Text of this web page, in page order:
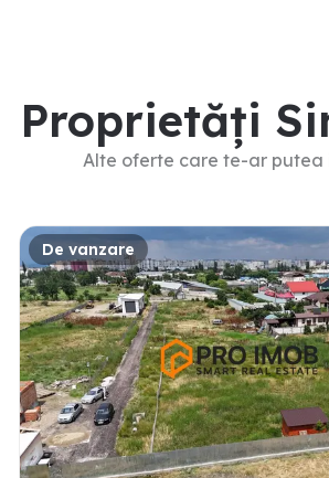
Proprietăți
Alte oferte care te-ar putea
De vanzare